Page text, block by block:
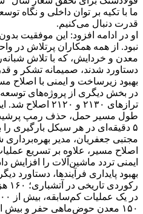
ما با تکیه بر توان داخلی و نگاه
قدرت دنبال می‌کنیم.
او در ادامه افزود: این موفقیت
نبود. از همه همکاران پرتلاش در
معدن و خردایش، که با تلاش
دستاورد شدند، صمیمانه تشکر و
بهبود زیرساخت و ایمنی با
در بخش دیگری از پروژه‌های
طول مسیر حمل، حذف رمپ
۵ دقیقه‌ای در هر سیکل بارگیری را به همراه داشت.
مجتبی جعفریان، مدیر
اصلاح مسیر، علاوه بر تسریع
ایمنی تردد ماشین‌آلات را افزایش
بهبود پایداری فرآیندها، دستاورد
رکوردی تاریخی در آتشباری؛ ۱۶۰ هزار تن سنگ در یک انفجار